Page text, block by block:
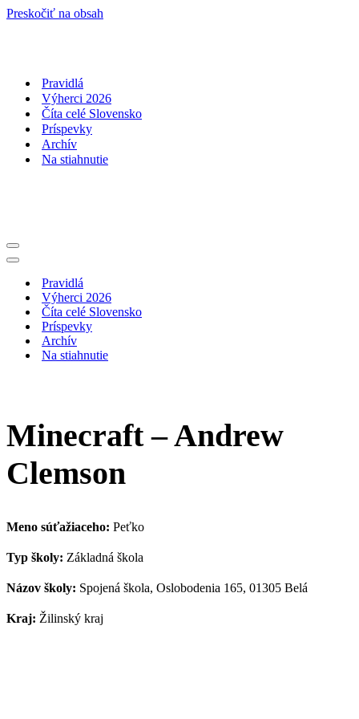
Preskočiť na obsah
Pravidlá
Výherci 2026
Číta celé Slovensko
Príspevky
Archív
Na stiahnutie
Menu
navigácie
Menu
navigáciePravidlá
Výherci 2026
Číta celé Slovensko
Príspevky
Archív
Na stiahnutie
Minecraft – Andrew
Clemson
Meno súťažiaceho: Peťko
Typ školy: Základná škola
Názov školy: Spojená škola, Oslobodenia 165, 01305 Belá
Kraj: Žilinský kraj